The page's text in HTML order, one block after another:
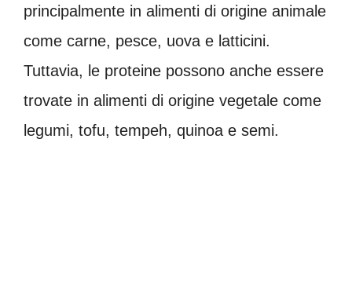
principalmente in alimenti di origine animale
come carne, pesce, uova e latticini.
Tuttavia, le proteine possono anche essere
trovate in alimenti di origine vegetale come
legumi, tofu, tempeh, quinoa e semi.